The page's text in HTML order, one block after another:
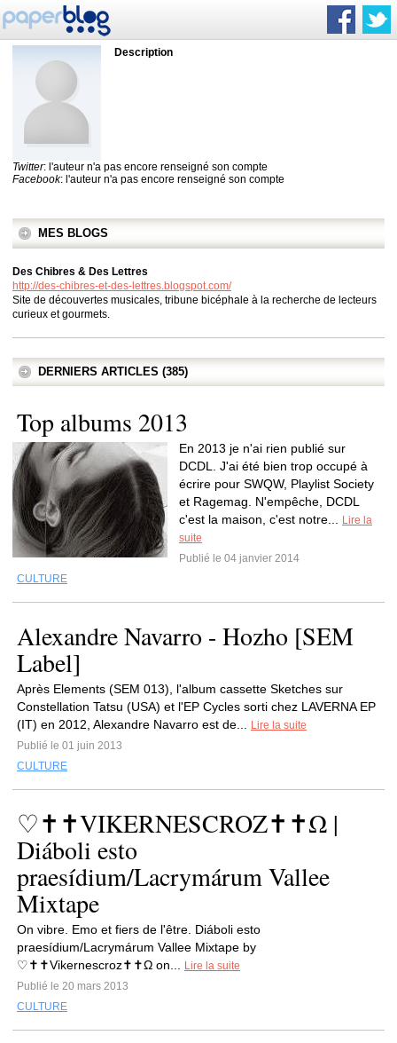
Description
Twitter: l'auteur n'a pas encore renseigné son compte
Facebook: l'auteur n'a pas encore renseigné son compte
MES BLOGS
Des Chibres & Des Lettres
http://des-chibres-et-des-lettres.blogspot.com/
Site de découvertes musicales, tribune bicéphale à la recherche de lecteurs
curieux et gourmets.
DERNIERS ARTICLES (385)
Top albums 2013
En 2013 je n'ai rien publié sur
DCDL. J'ai été bien trop occupé à
écrire pour SWQW, Playlist Society
et Ragemag. N'empêche, DCDL
c'est la maison, c'est notre...
Lire la
suite
Publié le 04 janvier 2014
CULTURE
Alexandre Navarro - Hozho [SEM
Label]
Après Elements (SEM 013), l'album cassette Sketches sur
Constellation Tatsu (USA) et l'EP Cycles sorti chez LAVERNA EP
(IT) en 2012, Alexandre Navarro est de...
Lire la suite
Publié le 01 juin 2013
CULTURE
♡✝✝VIKERNESCROZ✝✝Ω |
Diáboli esto
praesídium/Lacrymárum Vallee
Mixtape
On vibre. Emo et fiers de l'être. Diáboli esto
praesídium/Lacrymárum Vallee Mixtape by
♡✝✝Vikernescroz✝✝Ω on...
Lire la suite
Publié le 20 mars 2013
CULTURE